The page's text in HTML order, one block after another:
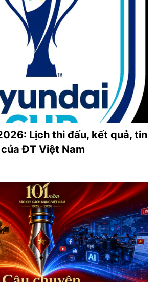
Lịch thi đấu, kết quả, tin
ĐT Việt Nam